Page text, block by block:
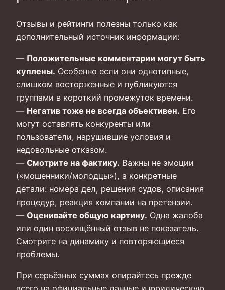
Отзывы и рейтинги полезны только как
дополнительный источник информации:
— Положительные комментарии могут быть
куплены. Особенно если они однотипные,
слишком восторженные и публикуются
группами в короткий промежуток времени.
— Негатив тоже не всегда объективен. Его
могут оставлять конкуренты или
пользователи, нарушившие условия и
недовольные отказом.
— Смотрите на фактику. Важны не эмоции
(«мошенники/молодцы»), а конкретные
детали: номера дел, решения судов, описания
процедур, реакция компании на претензии.
— Оценивайте общую картину. Одна жалоба
или один восхищённый отзыв не показатель.
Смотрите на динамику и повторяющиеся
проблемы.
При серьёзных суммах опирайтесь прежде